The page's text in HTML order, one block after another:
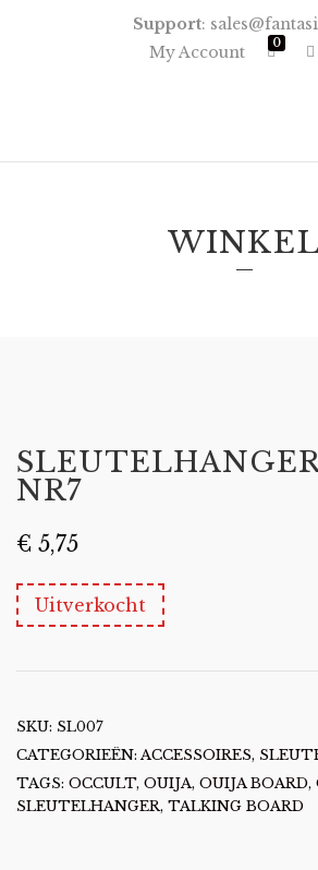
Support:
My Account
0 E
s
WINKEL
NR7
€ 5,75
Uitverkocht
SKU: SL007
CATEGORIEËN:ACCESSOIRES,
TAGS: OCCULT, OUIJA, OUIJA BOARD,
SLEUTELHANGER, TALKING BOARD